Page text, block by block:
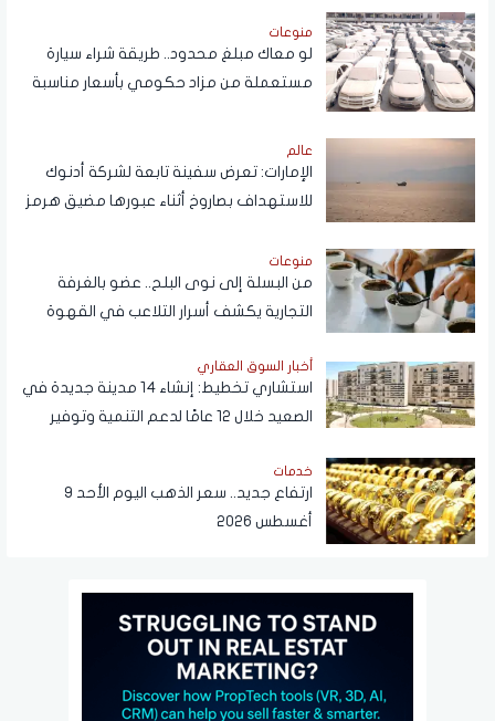
منوعات
لو معاك مبلغ محدود.. طريقة شراء سيارة
مستعملة من مزاد حكومي بأسعار مناسبة
عالم
الإمارات: تعرض سفينة تابعة لشركة أدنوك
للاستهداف بصاروخ أثناء عبورها مضيق هرمز
منوعات
من البسلة إلى نوى البلح.. عضو بالغرفة
التجارية يكشف أسرار التلاعب في القهوة
أخبار السوق العقاري
استشاري تخطيط: إنشاء 14 مدينة جديدة في
الصعيد خلال 12 عامًا لدعم التنمية وتوفير
خدمات
ارتفاع جديد.. سعر الذهب اليوم الأحد 9
أغسطس 2026